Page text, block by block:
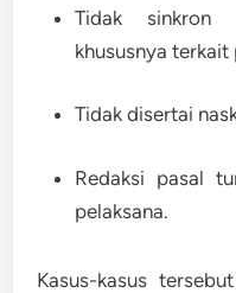
Tidak sinkron
khususnya
Tidak disertai
Redaksi pasal
pelaksana.
Kasus-kasus